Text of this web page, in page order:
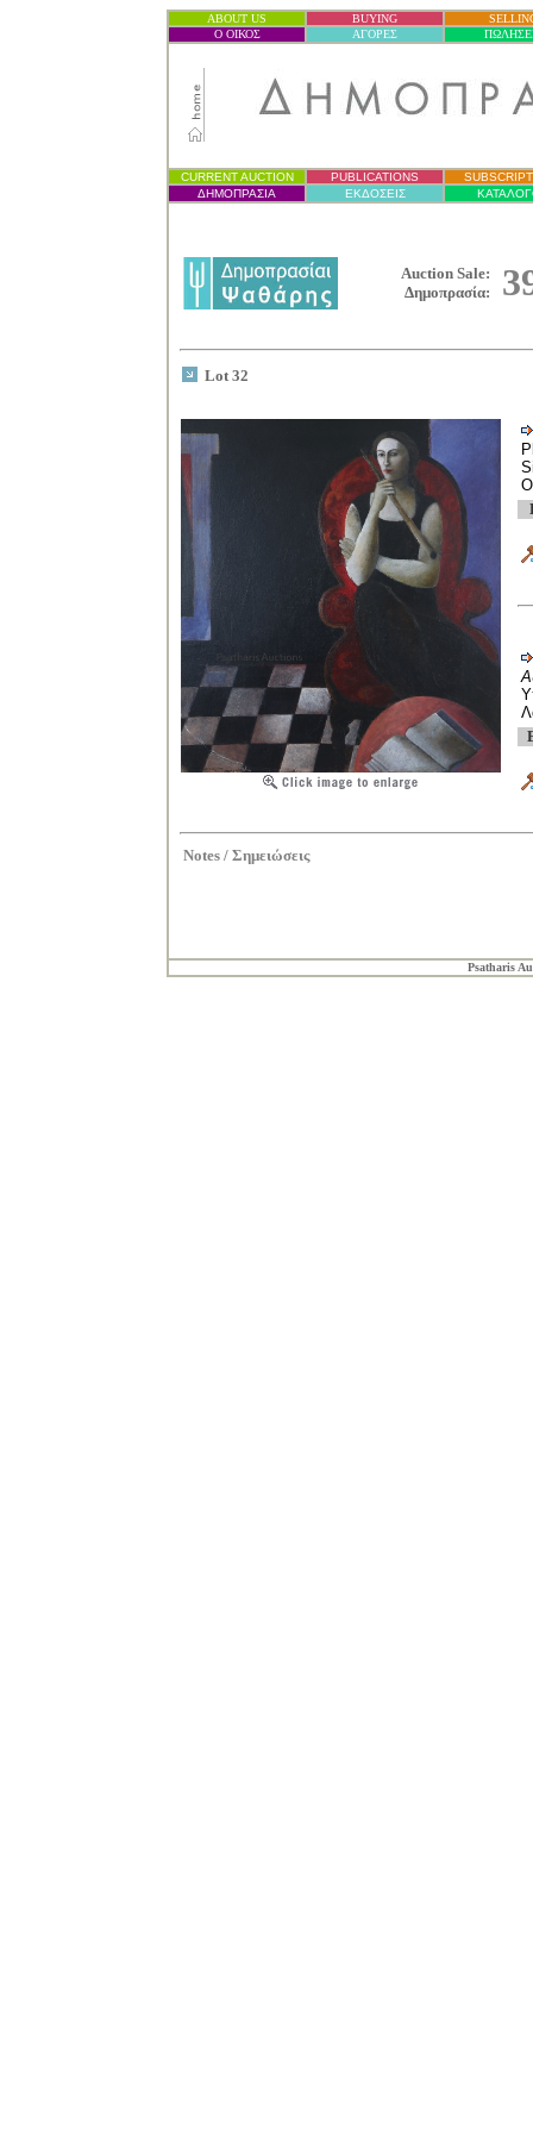
ABOUT US BUYING
Ο ΟΙΚΟΣ
ΑΓΟΡΕΣ
CURRENT AUCTION PUBLICATIONS
ΔΗΜΟΠΡΑΣΙΑ ΕΚΔΟΣΕΙΣ
Auction Sale:
Δημοπρασία:
Lot 32
Notes / Σημειώσεις
Psatharis